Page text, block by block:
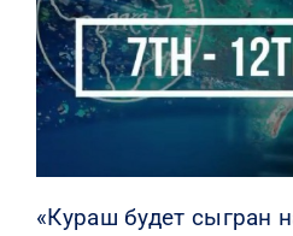
КОНТАКТЫ
«Кураш будет сыгран